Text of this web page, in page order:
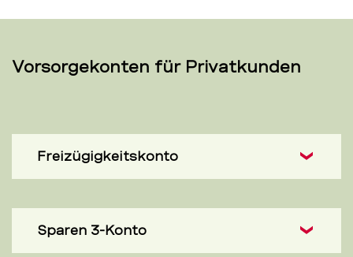
Vorsorgekonten für Privatkunden
Freizügigkeitskonto
Sparen 3-Konto